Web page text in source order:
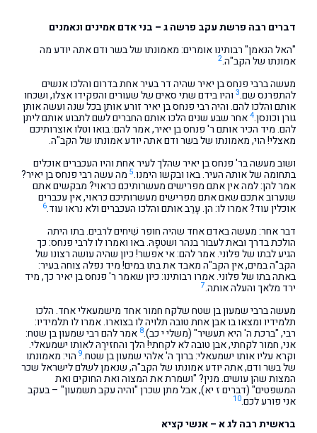
דברים רבה פרשת עקב פרשה ג – בני אדם אמינים ונאמנים
"האל הנאמן" רבותינו אומרים: מאמונתו של בשר ודם אתה יודע מה
אמונתו של הקב"ה.2
מעשה ברבי פנחס בן יאיר שהיה דר בעיר אחת בדרום והלכו אנשים
להתפרנס שם.3 והיו בידם שתי סאים של שעורים והפקידו אצלו, ושכחו
אותם והלכו להם. והיה רבי פנחס בן יאיר זורע אותן בכל שנה ועשה אותן
גורן וכונסן.4 אחר שבע שנים הלכו אותם החברים לשם לתבוע אותם ליתן
להם. מיד הכיר אותם ר' פנחס בן יאיר, אמר להם: בואו וטלו אוצרותיכם
מאצלי! הוי, מאמונתו של בשר ודם אתה יודע אמונתו של הקב"ה.
ושוב מעשה בר' פנחס בן יאיר שהלך לעיר אחת והיו העכברים אוכלים
בתחומה של אותה העיר. באו ובקשו הימנו.5 מה עשה רבי פנחס בן יאיר?
אמר להן: למה אין אתם מפרישים מעשרותיכם כראוי? מבקשים אתם
שנערוב אתכם שאם אתם מפרישים מעשרותיכם כראוי, אין עכברים
אוכלין עוד? אמרו לו: הן. עָרַב אותם והלכו העכברים ולא נראו עוד.6
דבר אחר: מעשה באדם אחד שהיה חופר שִׁיחים לרבים. בתו היתה
הולכת בדרך ובאת לעבור בנהר ושטפָהּ. באו ואמרו לו לרבי פנחס: כך
הגיע לבתו של פלוני. אמר להם: אי אפשר! כיון שהיה עושה רצונו של
הקב"ה במים, אין הקב"ה מאבד את בתו במים! מיד נפלה צוחה בעיר:
באתה בתו של פלוני. אמרו רבותינו: כיון שאמר ר' פנחס בן יאיר כך, מיד
ירד מלאך והעלה אותה.7
מעשה ברבי שמעון בן שטח שלקח חמור אחד מישמעאלי אחד. הלכו
תלמידיו ומצאו בו אבן אחת טובה תלויה לו בצוארו. אמרו לו תלמידיו:
רבי, "ברכת ה' היא תעשיר" (משלי י כב).8 אמר להם רבי שמעון בן שטח:
אני, חמור לקחתי, אבן טובה לא לקחתי! הלך והחזירָהּ לאותו ישמעאלי.
וקרא עליו אותו ישמעאלי: ברוך ה' אלהי שמעון בן שטח.9 הוי: מאמונתו
של בשר ודם, אתה יודע אמונתו של הקב"ה, שנאמן לשלם לישראל שכר
המצות שהן עושים. מנין? "ושמרת את המצוה ואת החוקים ואת
המשפטים" (דברים ז יא), אבל מתן שכרן "והיה עקב תשמעון" – בעקב
אני פורע לכם.10
בראשית רבה לג א – אנשי קציא